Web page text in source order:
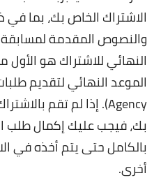
الاشتراك الخاص بك، بما في
النهائي للاشتراك هو
بك، فيجب عليك إكمال طلب
بالكامل حتى يتم أخذه في
أخرى.